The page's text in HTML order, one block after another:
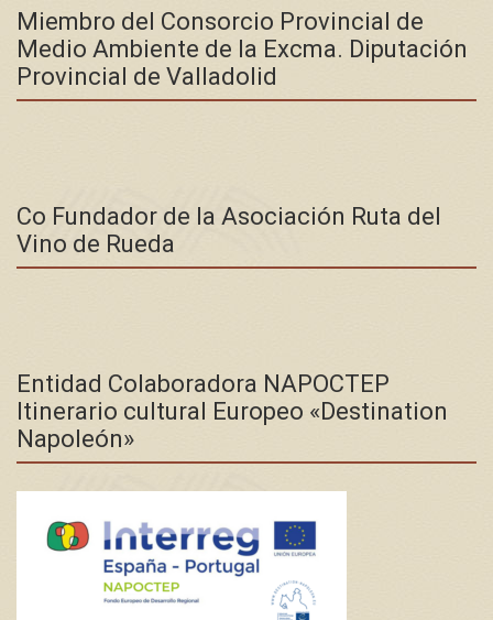
Miembro del Consorcio Provincial de
Medio Ambiente de la Excma. Diputación
Provincial de Valladolid
Co Fundador de la Asociación Ruta del
Vino de Rueda
Entidad Colaboradora NAPOCTEP
Itinerario cultural Europeo «Destination
Napoleón»